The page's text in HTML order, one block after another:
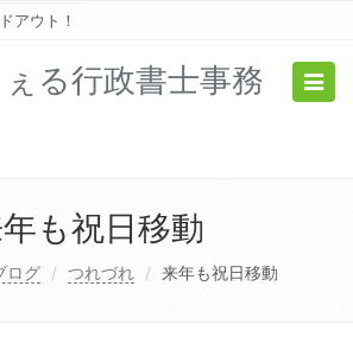
アウト！
る行政書士事務
も祝日移動
ログ つれづれ 来年も祝日移動